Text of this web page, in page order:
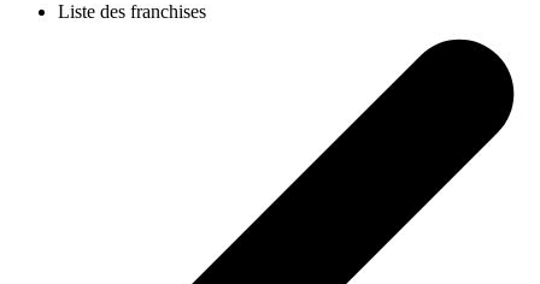
Liste des franchises